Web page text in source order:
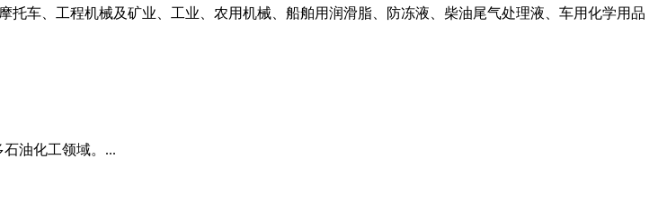
车、工程机械及矿业、工业、农用机械、船舶用润滑脂、防冻液、柴油尾气处理液、车用化学用品
油化工领域。...